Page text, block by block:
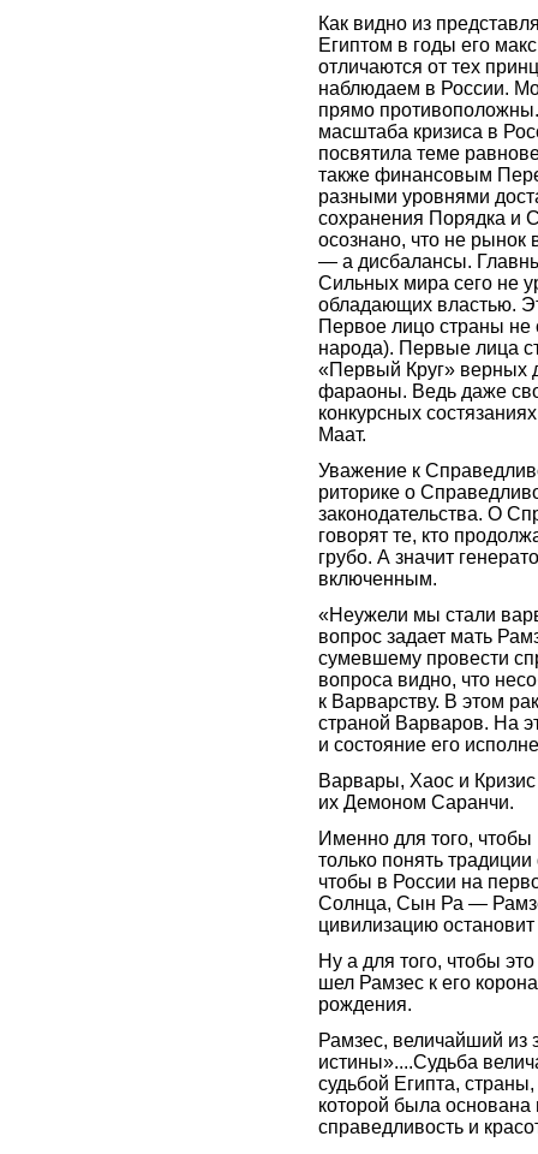
Как видно из
Египтом в годы его
отличаются от тех
наблюдаем в России.
прямо
масштаба кризиса в
посвятила теме
также финансовым
разными уровнями
сохранения Порядка и
осознано, что не рынок
— а дисбалансы.
Сильных мира сего не
обладающих властью.
Первое лицо страны
народа). Первые лица
«Первый Круг» верных
фараоны. Ведь даже
конкурсных
Маат.
Уважение к
риторике о
законодательства. О
говорят те, кто
грубо. А значит
включенным.
«Неужели мы стали
вопрос задает мать
сумевшему провести
вопроса видно, что
к Варварству. В этом
страной Варваров. На
и состояние его
Варвары, Хаос и
их Демоном Саранчи.
Именно для того, чтобы
только понять
чтобы в России на
Солнца, Сын Ра —
цивилизацию
Ну а для того, чтобы
шел Рамзес к его
рождения.
Рамзес, величайший из
истины»....Судьба
судьбой Египта,
которой была основана
справедливость и